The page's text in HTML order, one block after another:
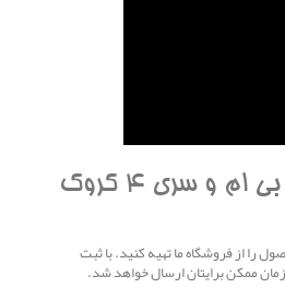
خريد پک خشگير بی ام و سری 4 کروک
را از فروشگاه ما تهيه کنيد. با ثبت
ممکن برايتان ارسال خواهد شد.